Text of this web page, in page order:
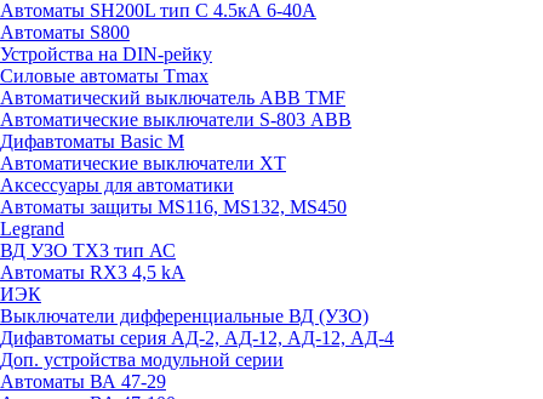
Автоматы SH200L тип С 4.5кА 6-40А
Автоматы S800
Устройства на DIN-рейку
Силовые автоматы Tmax
Автоматический выключатель ABB TMF
Автоматические выключатели S-803 АВВ
Дифавтоматы Basic M
Автоматические выключатели XT
Аксессуары для автоматики
Автоматы защиты MS116, MS132, MS450
Legrand
ВД УЗО TX3 тип АС
Автоматы RX3 4,5 kA
ИЭК
Выключатели дифференциальные ВД (УЗО)
Дифавтоматы серия АД-2, АД-12, АД-12, АД-4
Доп. устройства модульной серии
Автоматы ВА 47-29